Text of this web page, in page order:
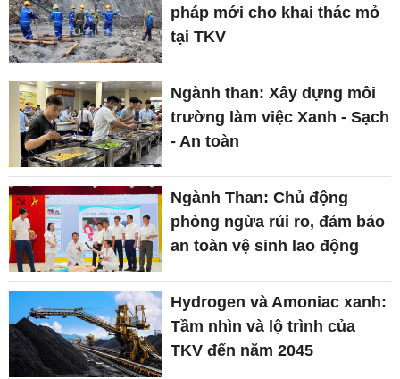
pháp mới cho khai thác mỏ
tại TKV
Ngành than: Xây dựng môi
trường làm việc Xanh - Sạch
- An toàn
Ngành Than: Chủ động
phòng ngừa rủi ro, đảm bảo
an toàn vệ sinh lao động
Hydrogen và Amoniac xanh:
Tầm nhìn và lộ trình của
TKV đến năm 2045